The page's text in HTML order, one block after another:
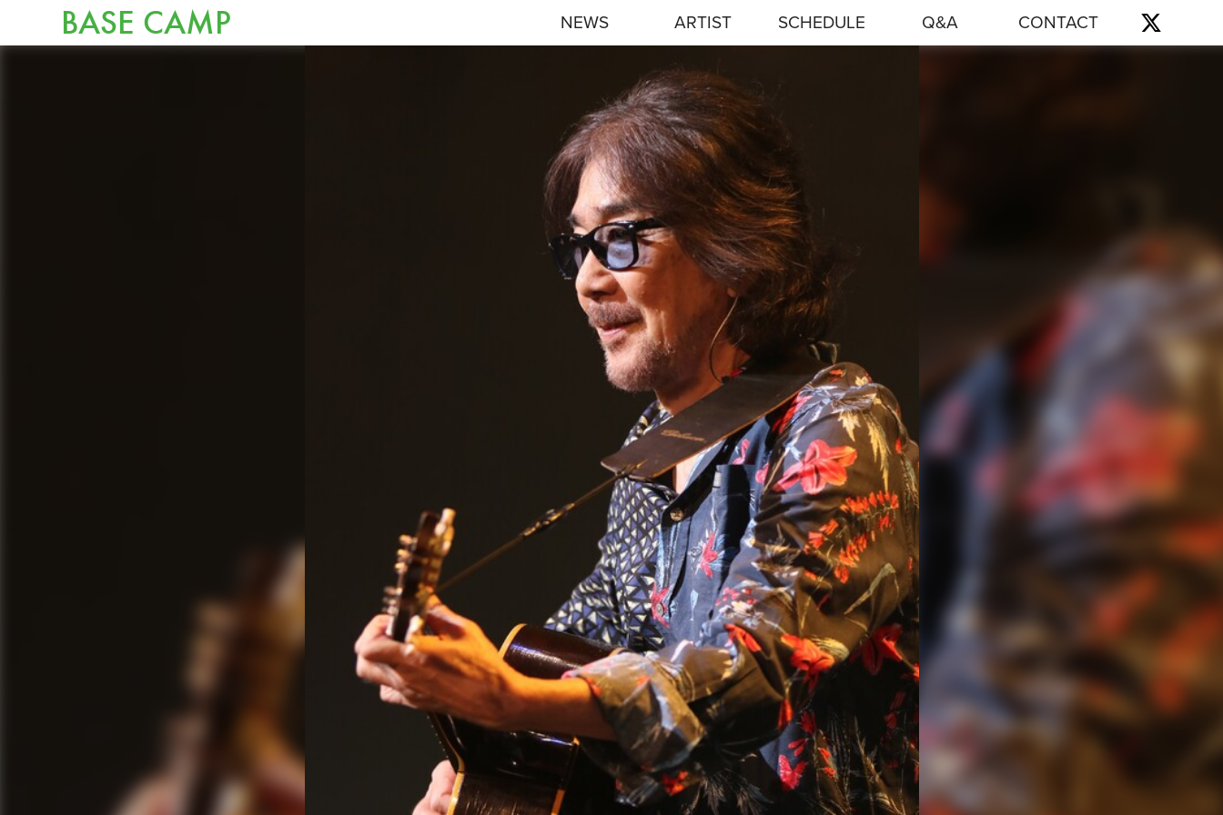
BASE CAMP NEWS ARTIST SCHEDULE Q&A CONTACT